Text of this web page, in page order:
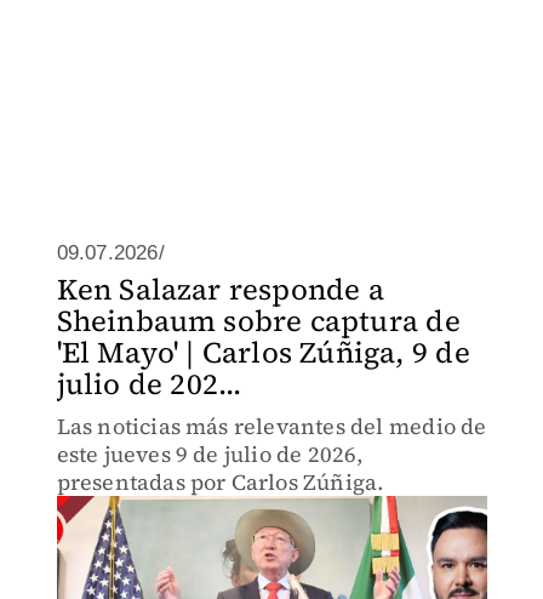
09.07.2026/
Ken Salazar responde a
Sheinbaum sobre captura de
'El Mayo' | Carlos Zúñiga, 9 de
julio de 202...
Las noticias más relevantes del medio de
este jueves 9 de julio de 2026,
presentadas por Carlos Zúñiga.